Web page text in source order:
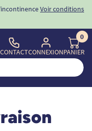
Voir conditions
CONTACTCONNEXION
0
PANIER